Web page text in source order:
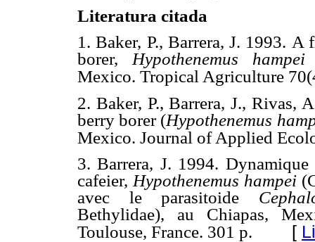
Literatura citada
1. Baker, P., Barrera, J. 1993. A
borer, Hypothenemus hampei
Mexico. Tropical Agriculture
2. Baker, P., Barrera,J., Rivas,
berry borer (Hypothenemus
Mexico. Journal of Applied
3. Barrera, J. 1994.
cafeier, Hypothenemus hampei
avec le parasitoide
Bethylidae), au Chiapas,
Toulouse, France. 301 p. [